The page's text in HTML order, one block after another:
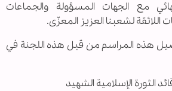
مع الجهات المسؤولة والجماعات
اللائقة لشعبنا العزيز المعزّى.
هذه المراسم من قبل هذه اللجنة في
الثورة الإسلامية الشهيد